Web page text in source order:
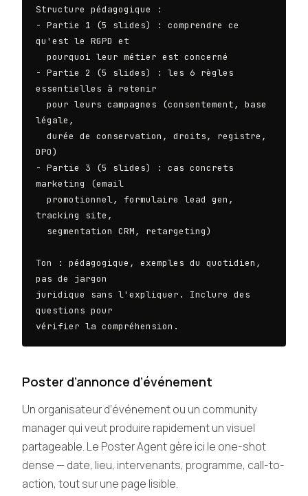
Structure pédagogique :
- Partie 1 (5 slides) : comprendre ce
qu'est le RGPD et
- Partie 2 (5 slides) : les 6 règles
essentielles à retenir
légale,
DPO)
- Partie 3 (5 slides) : cas concrets
marketing (email
tracking site,
Ton : pédagogique, exemples du quotidien,
pas de jargon
juridique sans l'expliquer. Inclure des
questions pour
vérifier la compréhension.
Poster d’annonce d’événement
Un organisateur d’événement ou un community
manager qui veut produire rapidement un visuel
partageable. Le Poster Agent gère ici le one-shot
dense — date, lieu, intervenants, programme, call-to-
action, tout sur une page lisible.